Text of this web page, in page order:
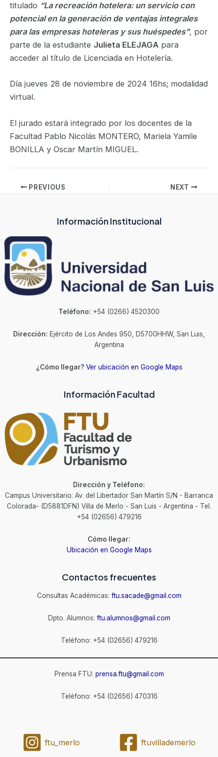
titulado “La recreación hotelera: un servicio con
potencial en la generación de ventajas integrales
para las empresas hoteleras y sus huéspedes”, por
parte de la estudiante Julieta ELEJAGA para
acceder al título de Licenciada en Hotelería.
Día jueves 28 de noviembre de 2024 16hs; modalidad
virtual.
El jurado estará integrado por los docentes de la
Facultad Pablo Nicolás MONTERO, Mariela Yamile
BONILLA y Oscar Martín MIGUEL.
PREVIOUS NEXT
Información Institucional
Teléfono: +54 (0266) 4520300
Dirección: Ejército de Los Andes 950, D5700HHW, San Luis,
Argentina
¿Cómo llegar? Ver ubicación en Google Maps
Información Facultad
Dirección y Teléfono:
Campus Universitario: Av. del Libertador San Martín S/N - Barranca
Colorada- (D5881DFN) Villa de Merlo - San Luis - Argentina - Tel.
+54 (02656) 479216
Cómo llegar:
Ubicación en Google Maps
Contactos frecuentes
Consultas Académicas: ftu.sacade@gmail.com
Dpto. Alumnos: ftu.alumnos@gmail.com
Teléfono: +54 (02656) 479216
Prensa FTU: prensa.ftu@gmail.com
Teléfono: +54 (02656) 470316
ftu_merlo ftuvillademerlo